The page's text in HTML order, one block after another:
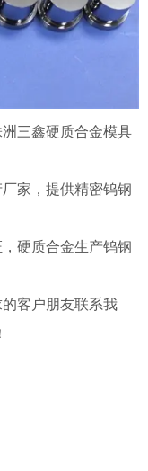
三鑫硬质合金模具
家，提供精密钨钢
硬质合金生产钨钢
客户朋友联系我
！